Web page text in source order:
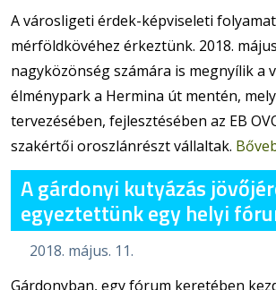
A városligeti érdek-képviseleti
mérföldkövéhez érkeztünk. 2018.
nagyközönség számára is megnyílik a
élménypark a Hermina út mentén,
tervezésében, fejlesztésében az EB
szakértői oroszlánrészt vállaltak.
A gárdonyi kutyázás
egyeztettünk egy helyi
2018. május. 11.
Gárdonyban, egy fórum keretében